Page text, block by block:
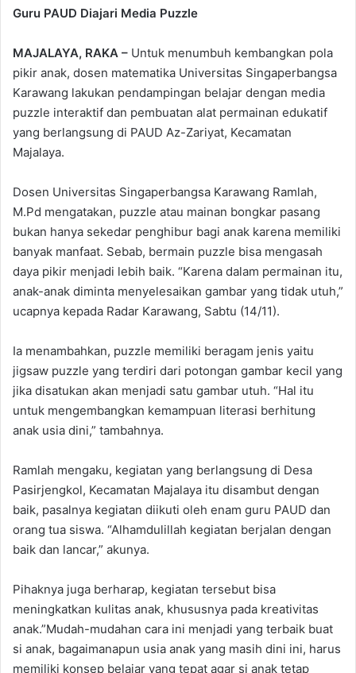
Guru PAUD Diajari Media Puzzle
MAJALAYA, RAKA – Untuk menumbuh kembangkan pola
pikir anak, dosen matematika Universitas Singaperbangsa
Karawang lakukan pendampingan belajar dengan media
puzzle interaktif dan pembuatan alat permainan edukatif
yang berlangsung di PAUD Az-Zariyat, Kecamatan
Majalaya.
Dosen Universitas Singaperbangsa Karawang Ramlah,
M.Pd mengatakan, puzzle atau mainan bongkar pasang
bukan hanya sekedar penghibur bagi anak karena memiliki
banyak manfaat. Sebab, bermain puzzle bisa mengasah
daya pikir menjadi lebih baik. “Karena dalam permainan itu,
anak-anak diminta menyelesaikan gambar yang tidak utuh,”
ucapnya kepada Radar Karawang, Sabtu (14/11).
Ia menambahkan, puzzle memiliki beragam jenis yaitu
jigsaw puzzle yang terdiri dari potongan gambar kecil yang
jika disatukan akan menjadi satu gambar utuh. “Hal itu
untuk mengembangkan kemampuan literasi berhitung
anak usia dini,” tambahnya.
Ramlah mengaku, kegiatan yang berlangsung di Desa
Pasirjengkol, Kecamatan Majalaya itu disambut dengan
baik, pasalnya kegiatan diikuti oleh enam guru PAUD dan
orang tua siswa. “Alhamdulillah kegiatan berjalan dengan
baik dan lancar,” akunya.
Pihaknya juga berharap, kegiatan tersebut bisa
meningkatkan kulitas anak, khususnya pada kreativitas
anak.”Mudah-mudahan cara ini menjadi yang terbaik buat
si anak, bagaimanapun usia anak yang masih dini ini, harus
memiliki konsep belajar yang tepat agar si anak tetap